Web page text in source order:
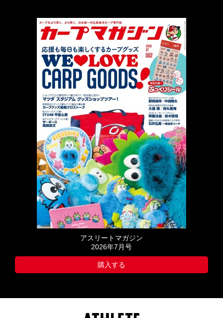
アスリートマガジン
2026年7月号
購入する